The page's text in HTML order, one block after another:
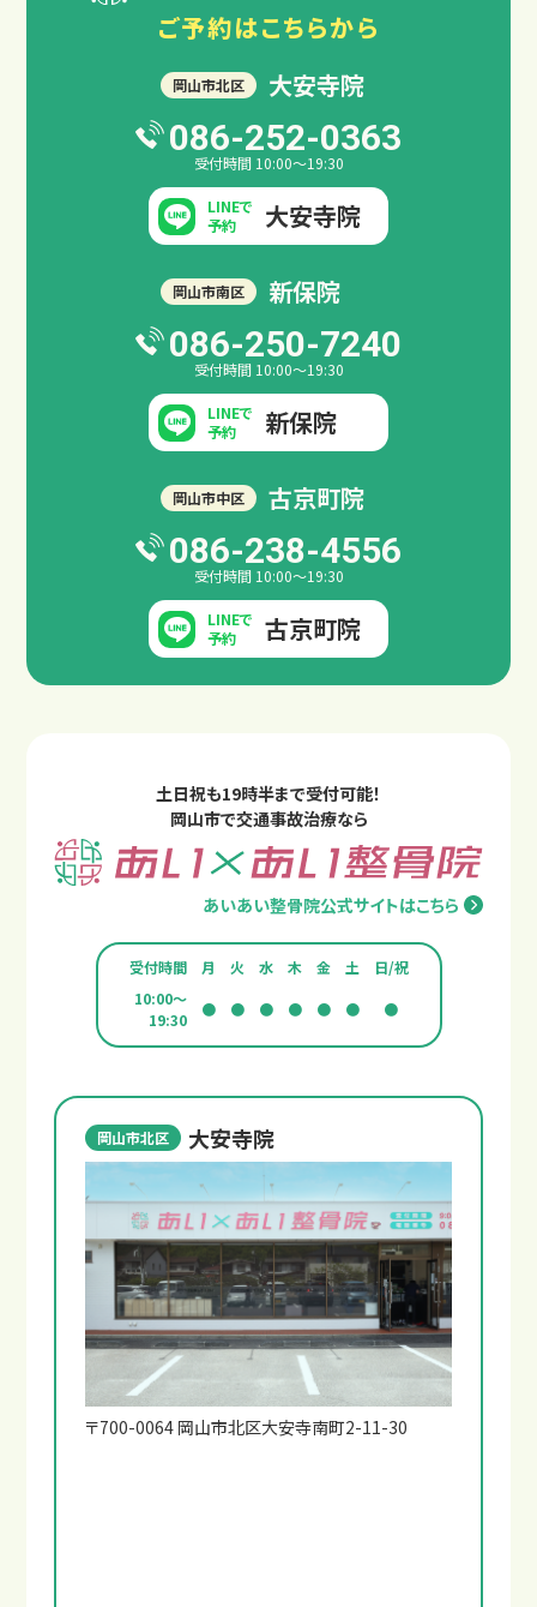
交通事故後の主な症状
整骨院と整形外科の違い
ご予約はこちらから
岡山市北区 大安寺院
086-252-0363
受付時間 10:00～19:30
LINEで
予約
大安寺院
岡山市南区 新保院
086-250-7240
受付時間 10:00～19:30
LINEで
予約
新保院
岡山市中区 古京町院
086-238-4556
受付時間 10:00～19:30
LINEで
予約
古京町院
土日祝も19時半まで受付可能！
岡山市で交通事故治療なら
あいあい整骨院公式サイトはこちら
受付時間 月 火 水 木 金 土
日/祝
10:00～
19:30
● ● ● ● ● ● ●
岡山市北区 大安寺院
〒700-0064 岡山市北区大安寺南町2-11-30